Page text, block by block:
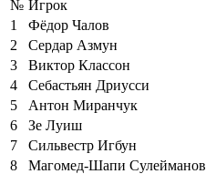
№ Игрок
1
Фёдор Чалов
2
Сердар Азмун
3
Виктор Классон
4
Себастьян Дриусси
5
Антон Миранчук
6
Зе Луиш
7
Сильвестр Игбун
8
Магомед-Шапи Сулейманов